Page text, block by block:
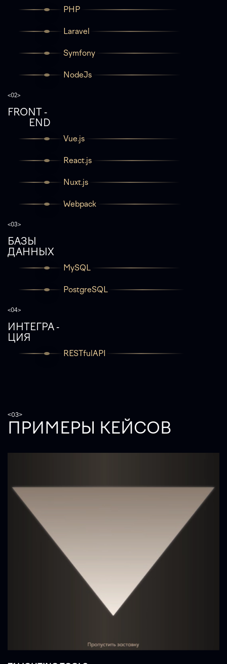
PHP
Laravel
Symfony
NodeJs
<02>
FRONT -
END
Vue.js
React.js
Nuxt.js
Webpack
<03>
БАЗЫ
ДАННЫХ
MySQL
PostgreSQL
<04>
ИНТЕГРА -
ЦИЯ
RESTfulAPI
<03>
ПРИМЕРЫ КЕЙСОВ